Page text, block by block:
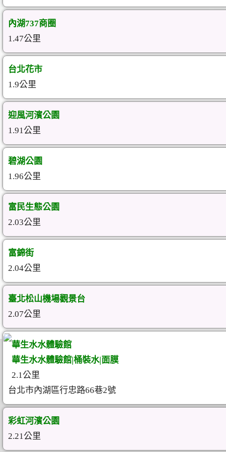
內湖737商圈
1.47公里
台北花市
1.9公里
迎風河濱公園
1.91公里
碧湖公園
1.96公里
富民生態公園
2.03公里
富錦街
2.04公里
臺北松山機場觀景台
2.07公里
華生水水體驗館
華生水水體驗館|桶裝水|面膜
2.1公里
台北市內湖區行忠路66巷2號
彩虹河濱公園
2.21公里